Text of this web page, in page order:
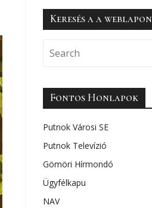
Keresés a a weblapon
Fontos Honlapok
Putnok Városi SE
Putnok Televízió
Gömöri Hírmondó
Ügyfélkapu
NAV